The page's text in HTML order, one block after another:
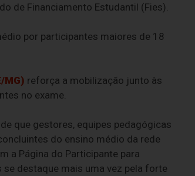
de Financiamento Estudantil (Fies).
por participantes maiores de 18
MG) reforça a mobilização junto às
no exame.
que gestores, equipes pedagógicas
do ensino médio da rede
a Página do Participante para
destaque mais uma vez pela forte